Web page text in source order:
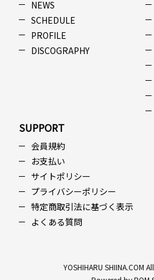
NEWS
SCHEDULE
PROFILE
DISCOGRAPHY
SUPPORT
会員規約
お支払い
サイトポリシー
プライバシーポリシー
特定商取引法に基づく表示
よくある質問
YOSHIHARU SHIINA.COM